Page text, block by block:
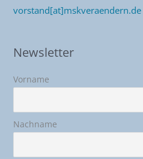
vorstand[at]mskveraendern.de
Newsletter
Vorname
Nachname